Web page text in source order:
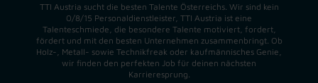
TTI Austria sucht die besten Talente Österreichs. Wir sind kein
0/8/15 Personaldienstleister, TTI Austria ist eine
Talenteschmiede, die besondere Talente motiviert, fordert,
fördert und mit den besten Unternehmen zusammenbringt. Ob
Holz-, Metall- sowie Technikfreak oder kaufmännisches Genie,
wir finden den perfekten Job für deinen nächsten
Karrieresprung.